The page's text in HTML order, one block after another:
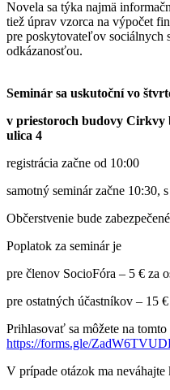
Novela sa týka najmä
tiež úprav vzorca na výpočet
pre poskytovateľov sociálnych
odkázanosťou.
Seminár sa uskutoční vo
v priestoroch budovy Cirkvy
ulica 4
registrácia začne od 10:00
samotný seminár začne 10:30,
Občerstvenie bude
Poplatok za seminár je
pre členov SocioFóra – 5 € za
pre ostatných účastníkov – 15 €
Prihlasovať sa môžete na
https://forms.gle/
V prípade otázok ma